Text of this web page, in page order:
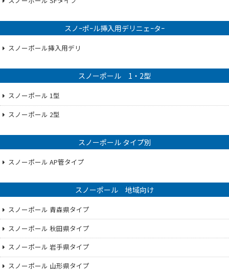
スノｰポｰル挿入用デリニェｰタｰ
スノーポール挿入用デリ
スノーポール 1・2型
スノーポール 1型
スノーポール 2型
スノーポール タイプ別
スノーポール AP管タイプ
スノーポール 地域向け
スノーポール 青森県タイプ
スノーポール 秋田県タイプ
スノーポール 岩手県タイプ
スノーポール 山形県タイプ